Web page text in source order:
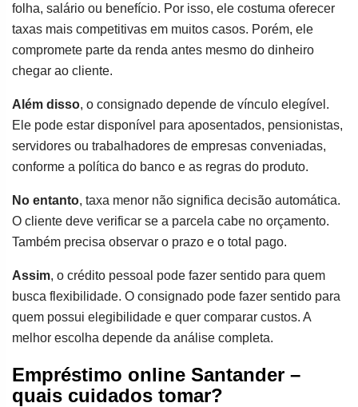
folha, salário ou benefício. Por isso, ele costuma oferecer
taxas mais competitivas em muitos casos. Porém, ele
compromete parte da renda antes mesmo do dinheiro
chegar ao cliente.
Além disso, o consignado depende de vínculo elegível.
Ele pode estar disponível para aposentados, pensionistas,
servidores ou trabalhadores de empresas conveniadas,
conforme a política do banco e as regras do produto.
No entanto, taxa menor não significa decisão automática.
O cliente deve verificar se a parcela cabe no orçamento.
Também precisa observar o prazo e o total pago.
Assim, o crédito pessoal pode fazer sentido para quem
busca flexibilidade. O consignado pode fazer sentido para
quem possui elegibilidade e quer comparar custos. A
melhor escolha depende da análise completa.
Empréstimo online Santander –
quais cuidados tomar?